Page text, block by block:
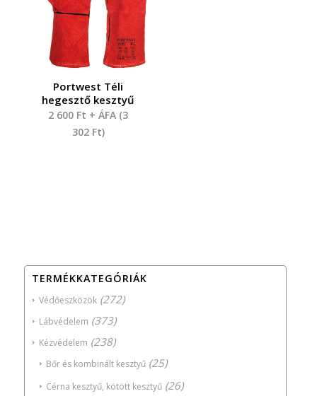
Portwest Téli
hegesztő kesztyű
2 600 Ft + ÁFA (3
302 Ft)
TERMÉKKATEGÓRIÁK
Védőeszközök (272)
Lábvédelem (373)
Kézvédelem (238)
Bőr és kombinált kesztyű (25)
Cérna kesztyű, kötött kesztyű (26)